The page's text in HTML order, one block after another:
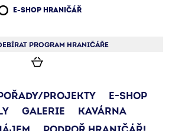
E-SHOP HRANIČÁŘ
PROGRAM HRANIČÁŘE
PROJEKTY
E-SHOP
GALERIE
KAVÁRNA